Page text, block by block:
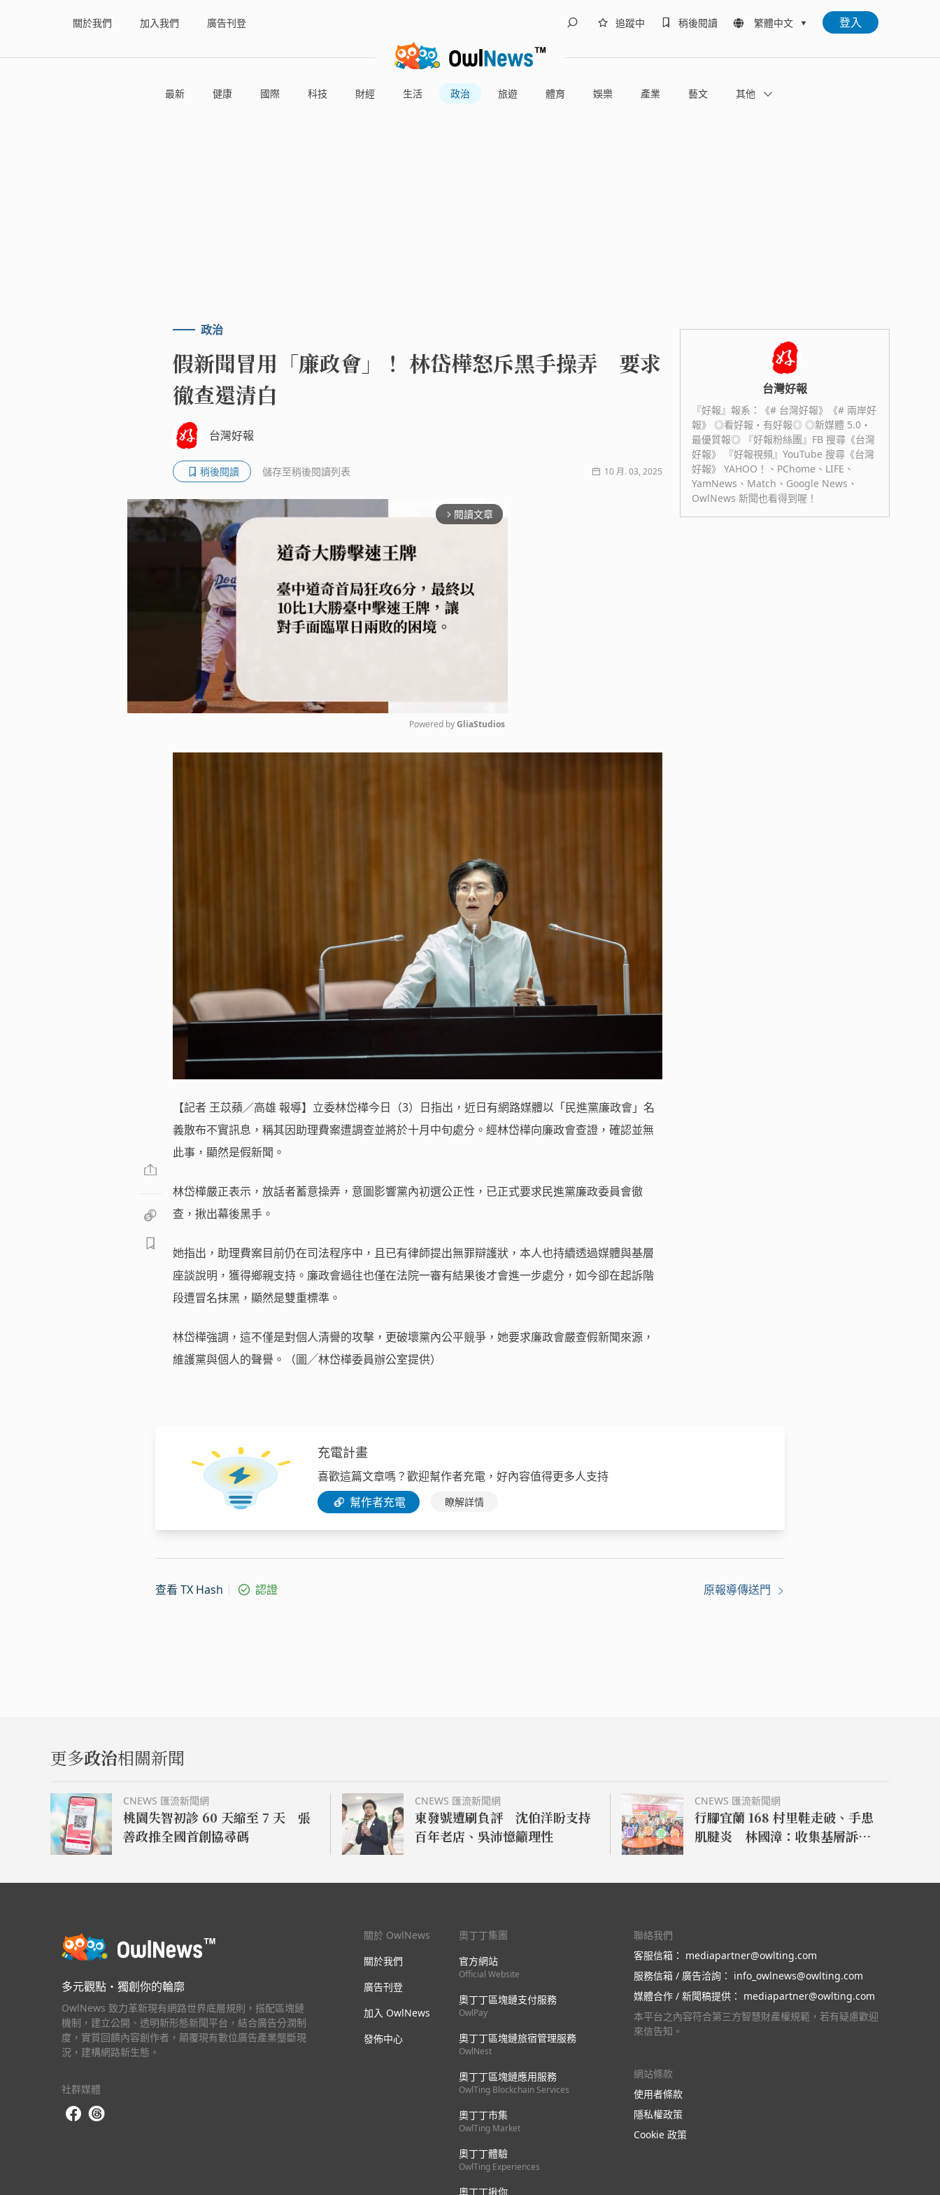
關於我們 加入我們 廣告刊登 追蹤中 稍後閱讀 繁體中文 登入
最新 健康 國際 科技 財經 生活 政治 旅遊 體育 娛樂 產業 藝文 其他
政治
假新聞冒用「廉政會」！ 林岱樺怒斥黑手操弄 要求
徹查還清白
台灣好報
稍後閱讀 儲存至稍後閱讀列表 10 月. 03, 2025
arrow_forward_ios 閱讀文章
Powered by GliaStudios
【記者 王苡蘋／高雄 報導】立委林岱樺今日（3）日指出，近日有網路媒體以「民進黨廉政會」名
義散布不實訊息，稱其因助理費案遭調查並將於十月中旬處分。經林岱樺向廉政會查證，確認並無
此事，顯然是假新聞。
林岱樺嚴正表示，放話者蓄意操弄，意圖影響黨內初選公正性，已正式要求民進黨廉政委員會徹
查，揪出幕後黑手。
她指出，助理費案目前仍在司法程序中，且已有律師提出無罪辯護狀，本人也持續透過媒體與基層
座談說明，獲得鄉親支持。廉政會過往也僅在法院一審有結果後才會進一步處分，如今卻在起訴階
段遭冒名抹黑，顯然是雙重標準。
林岱樺強調，這不僅是對個人清譽的攻擊，更破壞黨內公平競爭，她要求廉政會嚴查假新聞來源，
維護黨與個人的聲譽。（圖╱林岱樺委員辦公室提供）
台灣好報
『好報』報系：《# 台灣好報》《# 兩岸好
報》 ◎看好報・有好報◎ ◎新媒體 5.0・
最優質報◎ 『好報粉絲團』FB 搜尋《台灣
好報》 『好報視頻』YouTube 搜尋《台灣
好報》 YAHOO！、PChome、LIFE、
YamNews、Match、Google News、
OwlNews 新聞也看得到喔！
充電計畫
喜歡這篇文章嗎？歡迎幫作者充電，好內容值得更多人支持
幫作者充電
瞭解詳情
查看 TX Hash 認證 原報導傳送門
更多政治相關新聞
CNEWS 匯流新聞網
桃園失智初診 60 天縮至 7 天 張
善政推全國首創協尋碼
CNEWS 匯流新聞網
東發號遭刷負評 沈伯洋盼支持
百年老店、吳沛憶籲理性
CNEWS 匯流新聞網
行腳宜蘭 168 村里鞋走破、手患
肌腱炎 林國漳：收集基層訴求
多元觀點・獨創你的輪廓
OwlNews 致力革新現有網路世界底層規則，搭配區塊鏈
機制，建立公開、透明新形態新聞平台，結合廣告分潤制
度，實質回饋內容創作者，顛覆現有數位廣告產業壟斷現
況，建構網路新生態。
社群媒體
關於 OwlNews
關於我們
廣告刊登
加入 OwlNews
發佈中心
奧丁丁集團
官方網站
Official Website
奧丁丁區塊鏈支付服務
OwlPay
奧丁丁區塊鏈旅宿管理服務
OwlNest
奧丁丁區塊鏈應用服務
OwlTing Blockchain Services
奧丁丁市集
OwlTing Market
奧丁丁體驗
OwlTing Experiences
奧丁丁揪你
聯絡我們
客服信箱： mediapartner@owlting.com
服務信箱 / 廣告洽詢： info_owlnews@owlting.com
媒體合作 / 新聞稿提供： mediapartner@owlting.com
本平台之內容符合第三方智慧財產權規範，若有疑慮歡迎
來信告知。
網站條款
使用者條款
隱私權政策
Cookie 政策